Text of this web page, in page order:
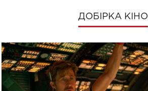
ДОБІРКА КІНО